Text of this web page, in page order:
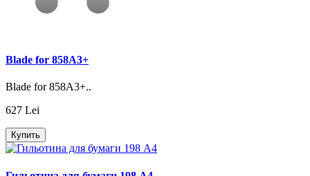
Blade for 858A3+
Blade for 858A3+..
627 Lei
Купить